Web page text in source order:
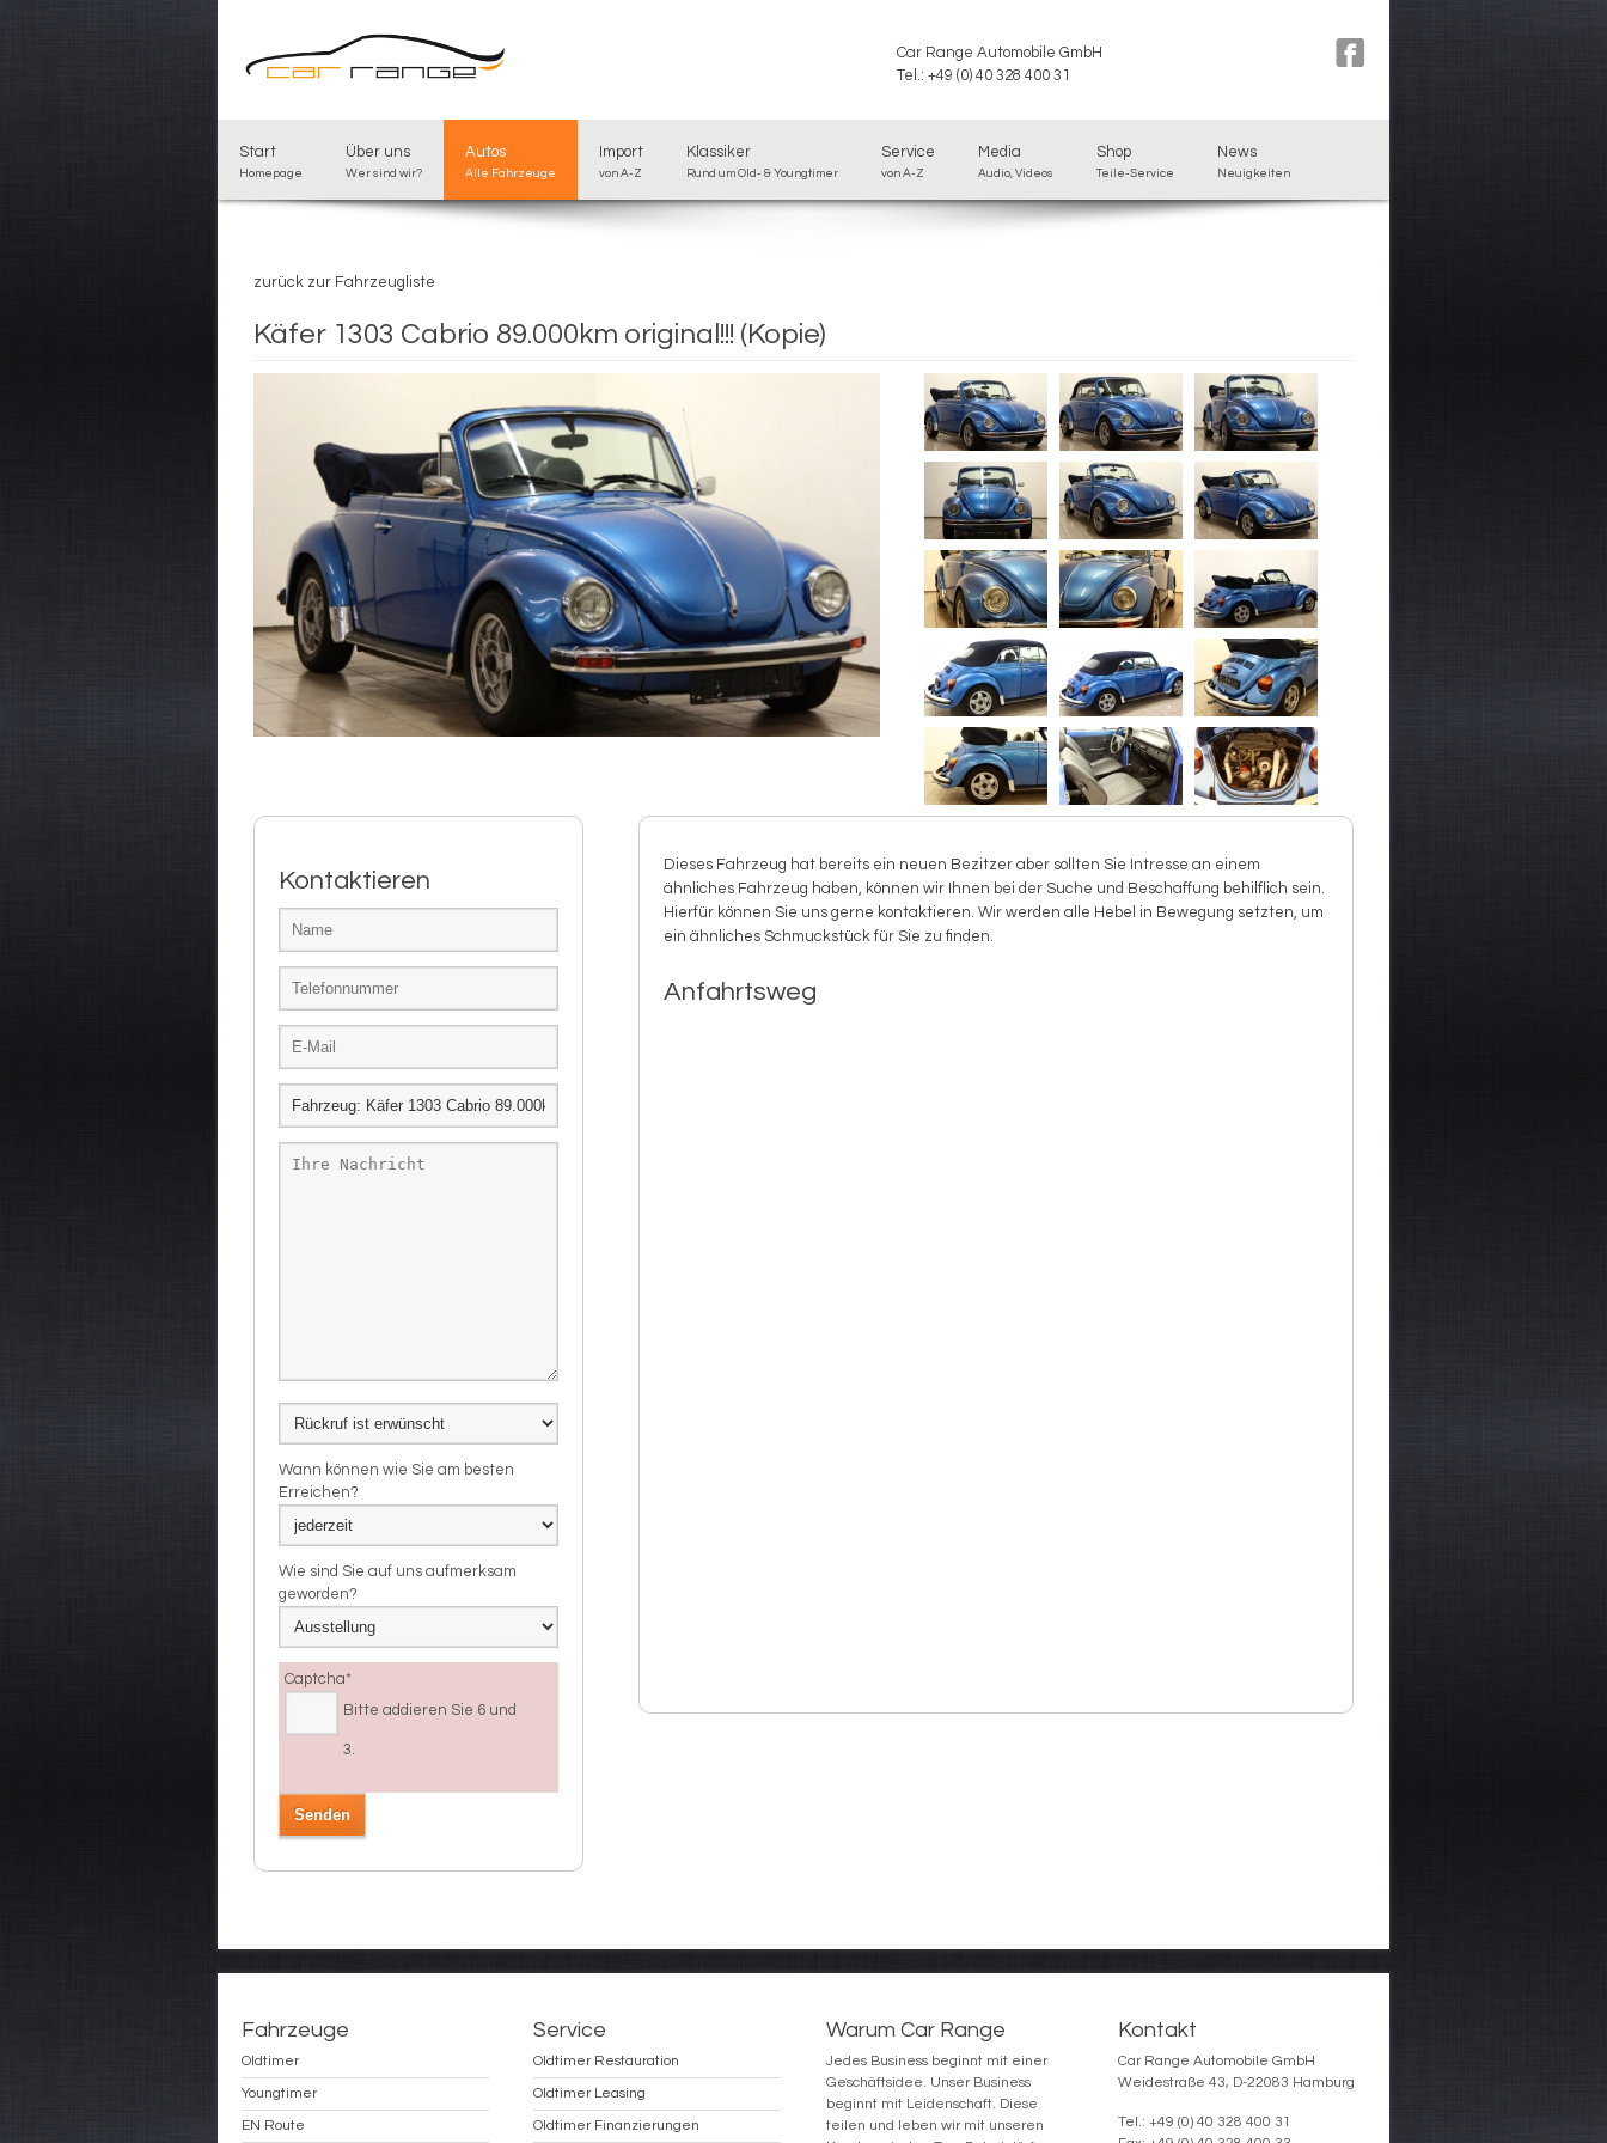
Car Range Automobile GmbH
Tel.: +49 (0) 40 328 400 31
Start
Homepage
Über uns
Wer sind wir?
Autos
Alle Fahrzeuge
Import
von A-Z
Klassiker
Rund um Old- & Youngtimer
Service
von A-Z
Media
Audio, Videos
Shop
Teile-Service
News
Neuigkeiten
zurück zur Fahrzeugliste
Käfer 1303 Cabrio 89.000km original!!! (Kopie)
Kontaktieren
Wann können wie Sie am besten
Erreichen?
Wie sind Sie auf uns aufmerksam
geworden?
Captcha*
Bitte addieren Sie 6 und
3.
Dieses Fahrzeug hat bereits ein neuen Bezitzer aber sollten Sie Intresse an einem
ähnliches Fahrzeug haben, können wir Ihnen bei der Suche und Beschaffung behilflich sein.
Hierfür können Sie uns gerne kontaktieren. Wir werden alle Hebel in Bewegung setzten, um
ein ähnliches Schmuckstück für Sie zu finden.
Anfahrtsweg
Fahrzeuge
Oldtimer
Youngtimer
EN Route
Service
Oldtimer Restauration
Oldtimer Leasing
Oldtimer Finanzierungen
Warum Car Range
Jedes Business beginnt mit einer
Geschäftsidee. Unser Business
beginnt mit Leidenschaft. Diese
teilen und leben wir mit unseren
Kontakt
Car Range Automobile GmbH
Weidestraße 43, D-22083 Hamburg
Tel.: +49 (0) 40 328 400 31